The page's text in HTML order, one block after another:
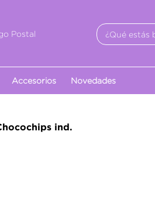
Postal
Accesorios Novedades
ind.